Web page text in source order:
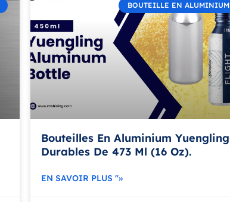
BOUTEILLE EN ALUMINIUM
Bouteilles En Aluminium Yuengling
Durables De 473 Ml (16 Oz).
EN SAVOIR PLUS "»